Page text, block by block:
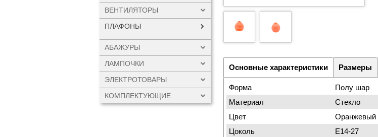
ВЕНТИЛЯТОРЫ
ПЛАФОНЫ
АБАЖУРЫ
ЛАМПОЧКИ
ЭЛЕКТРОТОВАРЫ
КОМПЛЕКТУЮЩИЕ
Основные характеристики Размеры
Форма
Полу шар
Материал
Стекло
Цвет
Оранжевый
Цоколь
Е14-27